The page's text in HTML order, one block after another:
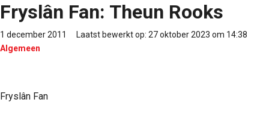
Fryslân Fan: Theun Rooks
1 december 2011
Laatst bewerkt op: 27 oktober 2023 om 14:38
Algemeen
Fryslân Fan